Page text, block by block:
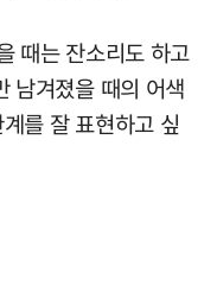
때는 잔소리도 하고
남겨졌을 때의 어색
를 잘 표현하고 싶